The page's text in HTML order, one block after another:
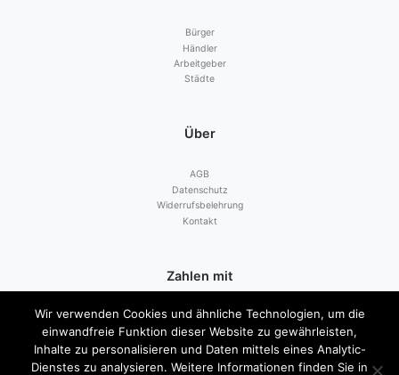
Bürger
Händler
Arbeitgeber
Städte
Über
AGB
Datenschutz
Widerrufsbelehrung
Kontakt
Zahlen mit
Wir verwenden Cookies und ähnliche Technologien, um die
einwandfreie Funktion dieser Website zu gewährleisten,
Inhalte zu personalisieren und Daten mittels eines Analytic-
Dienstes zu analysieren. Weitere Informationen finden Sie in